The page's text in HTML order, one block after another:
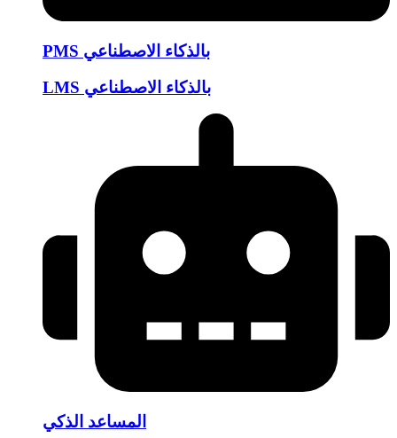
PMS بالذكاء الاصطناعي
LMS بالذكاء الاصطناعي
المساعد الذكي